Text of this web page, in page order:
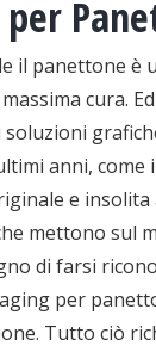
il panettone è
massima cura.
soluzioni
anni,
e insolita
mettono sul
di farsi
per
Tutto ciò